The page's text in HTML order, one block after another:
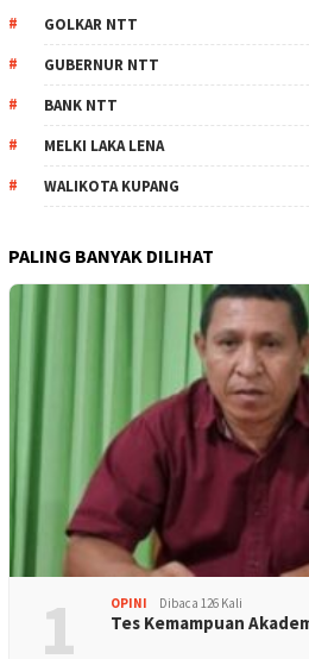
GOLKAR NTT
GUBERNUR NTT
BANK NTT
MELKI LAKA LENA
WALIKOTA KUPANG
PALING BANYAK DILIHAT
1 OPINI Dibaca 126 Kali
Tes Kemampuan